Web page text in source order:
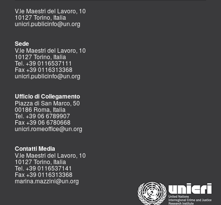
V.le Maestri del Lavoro, 10
10127 Torino, Italia
unicri.publicinfo@un.org
Sede
V.le Maestri del Lavoro, 10
10127 Torino, Italia
Tel. +39 0116537111
Fax +39 0116313368
unicri.publicinfo@un.org
Ufficio di Collegamento
Piazza di San Marco, 50
00186 Roma, Italia
Tel. +39 06 6789907
Fax +39 06 6780668
unicri.romeoffice@un.org
Contatti Media
V.le Maestri del Lavoro, 10
10127 Torino, Italia
Tel. +39 0116537141
Fax +39 0116313368
marina.mazzini@un.org